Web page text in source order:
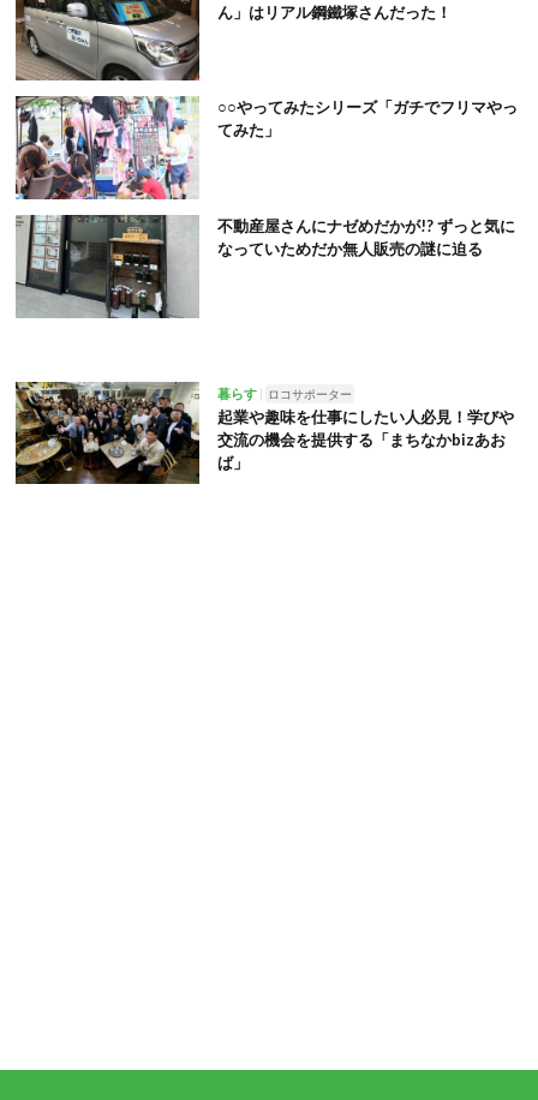
ん」はリアル鋼鐵塚さんだった！
○○やってみたシリーズ「ガチでフリマやっ
てみた」
不動産屋さんにナゼめだかが!? ずっと気に
なっていためだか無人販売の謎に迫る
暮らす ロコサポーター
起業や趣味を仕事にしたい人必見！学びや
交流の機会を提供する「まちなかbizあお
ば」